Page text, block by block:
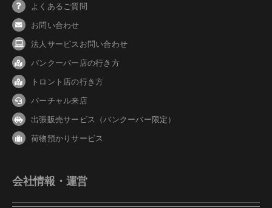
よくあるご質問
お問い合わせ
法人サービスお問い合わせ
バンクーバー 店の行き方
トロント店の行き方
バーチャル来店
出張販売サービス（バンクーバー限定）
荷物預かりサービス
会社情報・運営